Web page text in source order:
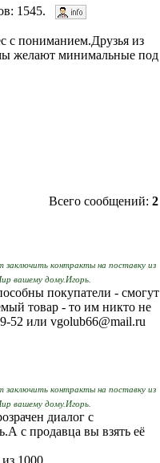
1545.
с пониманием.Друзья из
желают минимальные под
Всего сообщений: 2
заключить контракты на поставку из
вашему дому.Игорь.
покупатели - смогут
товар - то им никто не
52 или vgolub66@mail.ru
заключить контракты на поставку из
вашему дому.Игорь.
диалог с
с продавца вы взять её